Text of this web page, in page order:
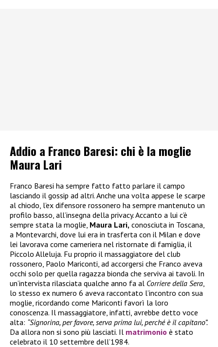
Addio a Franco Baresi: chi è la moglie
Maura Lari
Franco Baresi ha sempre fatto fatto parlare il campo
lasciando il gossip ad altri. Anche una volta appese le scarpe
al chiodo, l’ex difensore rossonero ha sempre mantenuto un
profilo basso, all’insegna della privacy. Accanto a lui c’è
sempre stata la moglie, Maura Lari, conosciuta in Toscana,
a Montevarchi, dove lui era in trasferta con il Milan e dove
lei lavorava come cameriera nel ristornate di famiglia, il
Piccolo Alleluja. Fu proprio il massaggiatore del club
rossonero, Paolo Mariconti, ad accorgersi che Franco aveva
occhi solo per quella ragazza bionda che serviva ai tavoli. In
un’intervista rilasciata qualche anno fa al Corriere della Sera
lo stesso ex numero 6 aveva raccontato l’incontro con sua
moglie, ricordando come Mariconti favorì la loro
conoscenza. Il massaggiatore, infatti, avrebbe detto voce
alta: “Signorina, per favore, serva prima lui, perché è il capitano”.
Da allora non si sono più lasciati. Il matrimonio è stato
celebrato il 10 settembre dell’1984.